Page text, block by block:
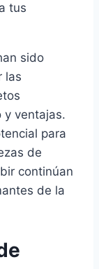
tus
sido
las
y ventajas.
para
de
continúan
de la